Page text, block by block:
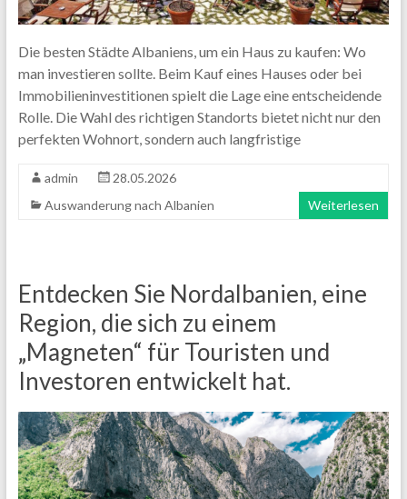
Die besten Städte Albaniens, um ein Haus zu kaufen: Wo
man investieren sollte. Beim Kauf eines Hauses oder bei
Immobilieninvestitionen spielt die Lage eine entscheidende
Rolle. Die Wahl des richtigen Standorts bietet nicht nur den
perfekten Wohnort, sondern auch langfristige
admin
28.05.2026
Auswanderung nach Albanien
Weiterlesen
Entdecken Sie Nordalbanien, eine
Region, die sich zu einem
„Magneten“ für Touristen und
Investoren entwickelt hat.